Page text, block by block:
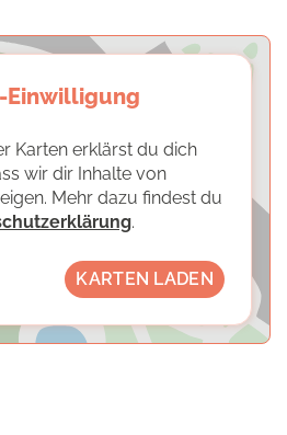
Einwilligung
Karten erklärst du dich
wir dir Inhalte von
Mehr dazu findest du
.
KARTEN LADEN